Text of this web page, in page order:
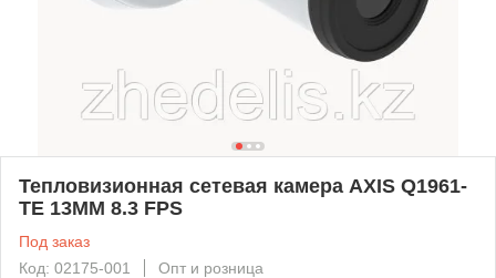
Тепловизионная сетевая камера AXIS Q1961-
TE 13MM 8.3 FPS
Под заказ
Код: 02175-001
Опт и розница